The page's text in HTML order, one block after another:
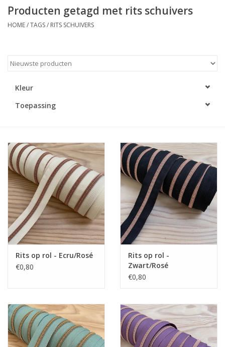
Fournituren
Workshops
Diy pakketten
Producten getagd met rits schuivers
HOME/TAGS/ RITS SCHUIVERS
Kleur
Toepassing
Rits op rol - Ecru/Rosé
€0,80
Rits op rol -
Zwart/Rosé
€0,80